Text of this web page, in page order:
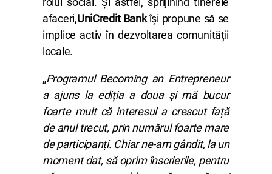
afaceri,UniCredit Bankîși propune să se
implice activ în dezvoltarea comunității
locale.
„Programul Becoming an Entrepreneur
a ajuns la ediția a doua și mă bucur
foarte mult că interesul a crescut față
de anul trecut, prin numărul foarte mare
de participanți. Chiar ne-am gândit, la un
moment dat, să oprim înscrierile, pentru